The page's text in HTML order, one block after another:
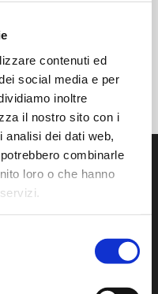
contenuti ed
social media e per
inoltre
il nostro sito con i
dei dati web,
combinarle
loro o che hanno